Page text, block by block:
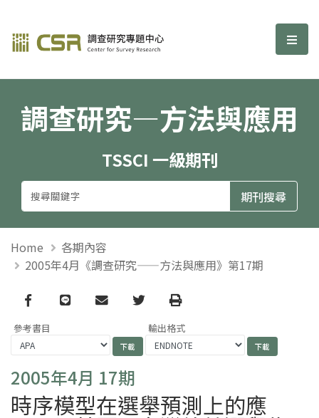
調查研究—方法與應用期刊 選
調查研究—方法與應用
TSSCI 一級期刊
Home
各期內容
2005年4月《調查研究——方法與應用》第17期
Facebook
line email TwitterPrint
參考書目 輸出格式
2005年4月 17期
時序模型在選舉預測上的應